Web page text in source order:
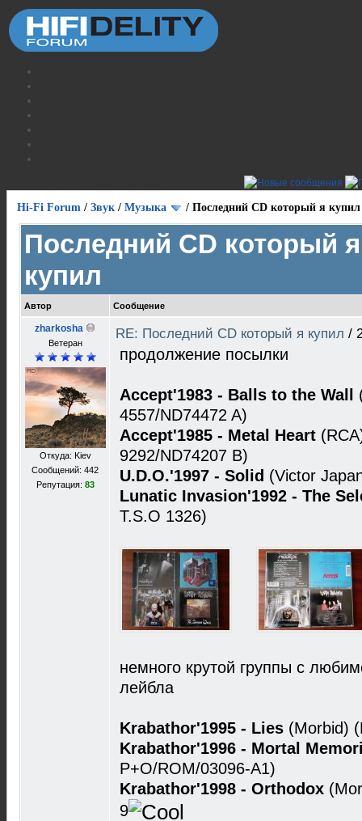
Hi-Fi Forum / Звук / Музыка / Последний CD который я купил
Последний CD который я
купил
Автор Сообщение
zharkosha
Ветеран
Откуда: Kiev
Сообщений: 442
Репутация: 83
RE: Последний CD который я купил /
продолжение посылки
Accept'1983 - Balls to the Wall
4557/ND74472 A)
Accept'1985 - Metal Heart
9292/ND74207 B)
U.D.O.'1997 - Solid (Victor
Lunatic Invasion'1992 - The
T.S.O 1326)
немного крутой группы с
лейбла
Krabathor'1995 - Lies (Morbid)
Krabathor'1996 - Mortal
P+O/ROM/03096-A1)
Krabathor'1998 - Orthodox
9